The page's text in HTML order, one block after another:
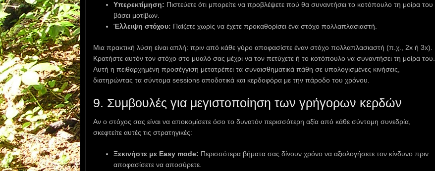
Υπερεκτίμηση: Πιστεύετε ότι μπορείτε να προβλέψετε πού θα συναντήσει το κοτόπουλο τη μοίρα του
βάσει μοτίβων.
Έλλειψη στόχου: Παίζετε χωρίς να έχετε προκαθορίσει ένα στόχο πολλαπλασιαστή.
Μια πρακτική λύση είναι απλή: πριν από κάθε γύρο αποφασίστε έναν στόχο πολλαπλασιαστή (π.χ., 2x ή 3x).
Κρατήστε αυτόν τον στόχο στο μυαλό σας μέχρι να τον πετύχετε ή το κοτόπουλο να συναντήσει τη μοίρα του.
Αυτή η πειθαρχημένη προσέγγιση μετατρέπει τα συναισθηματικά πάθη σε υπολογισμένες κινήσεις,
διατηρώντας τα σύντομα sessions αποδοτικά και κερδοφόρα με την πάροδο του χρόνου.
9. Συμβουλές για μεγιστοποίηση των γρήγορων κερδών
Αν ο στόχος σας είναι να αποκομίσετε όσο το δυνατόν περισσότερη αξία από κάθε σύντομη συνεδρία,
σκεφτείτε αυτές τις στρατηγικές:
Ξεκινήστε με Easy mode: Περισσότερα βήματα σας δίνουν χρόνο να αξιολογήσετε τον κίνδυνο πριν
αποφασίσετε να αποσύρετε.